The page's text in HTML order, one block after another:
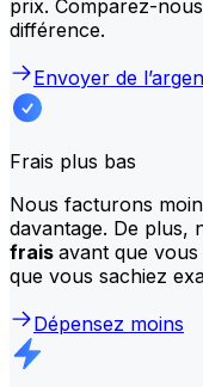
prix. Comparez-
différence.
Envoyer de
Frais plus bas
Nous facturons
davantage. De plus,
frais avant que
que vous sachiez
Dépensez moins